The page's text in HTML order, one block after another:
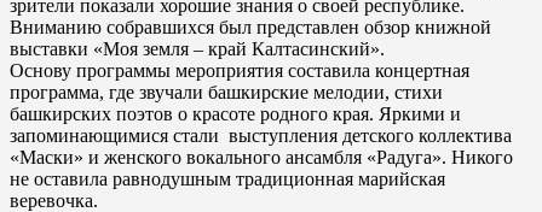
зрители показали хорошие знания о своей республике.
Вниманию собравшихся был представлен обзор книжной
выставки «Моя земля – край Калтасинский».
Основу программы мероприятия составила концертная
программа, где звучали башкирские мелодии, стихи
башкирских поэтов о красоте родного края. Яркими и
запоминающимися стали выступления детского коллектива
«Маски» и женского вокального ансамбля «Радуга». Никого
не оставила равнодушным традиционная марийская
веревочка.